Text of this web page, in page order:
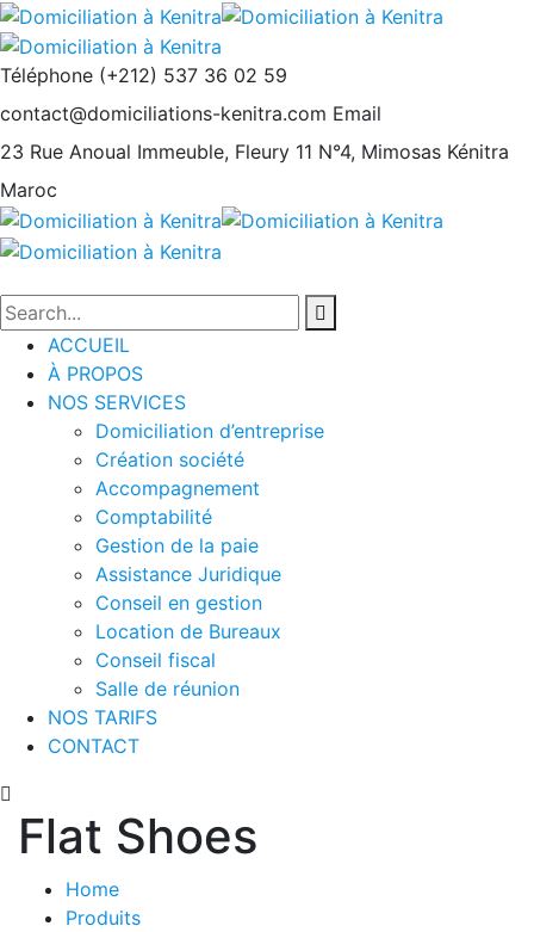
Téléphone (+212) 537 36 02 59
contact@domiciliations-kenitra.com Email
23 Rue Anoual Immeuble, Fleury 11 N°4, Mimosas Kénitra
Maroc
ACCUEIL
À PROPOS
NOS SERVICES
Domiciliation d’entreprise
Création société
Accompagnement
Comptabilité
Gestion de la paie
Assistance Juridique
Conseil en gestion
Location de Bureaux
Conseil fiscal
Salle de réunion
NOS TARIFS
CONTACT
Flat Shoes
Home
Produits